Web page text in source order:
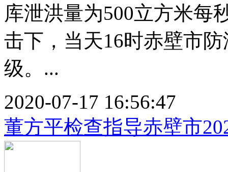
库泄洪量为500立方米每
击下，当天16时赤壁市
级。...
2020-07-17 16:56:47
董方平检查指导赤壁市